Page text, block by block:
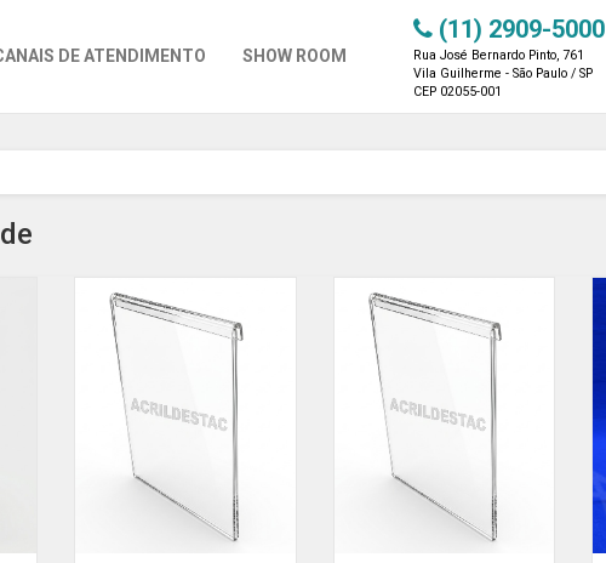
DE ATENDIMENTO SHOW ROOM
(11) 2909-5000
Rua José Bernardo Pinto, 761
Vila Guilherme - São Paulo / SP
CEP 02055-001